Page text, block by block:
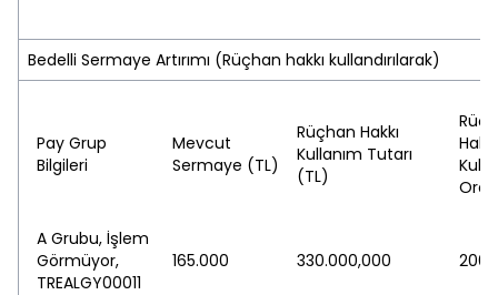
Bedelli Sermaye Artırımı (Rüçhan hakkı kullandırılarak)
Pay Grup
Bilgileri
Mevcut
Sermaye (TL)
Rüçhan Hakkı
Kullanım Tutarı
(TL)
Hakkı
A Grubu, İşlem
Görmüyor,
TREALGY00011
165.000 330.000,000